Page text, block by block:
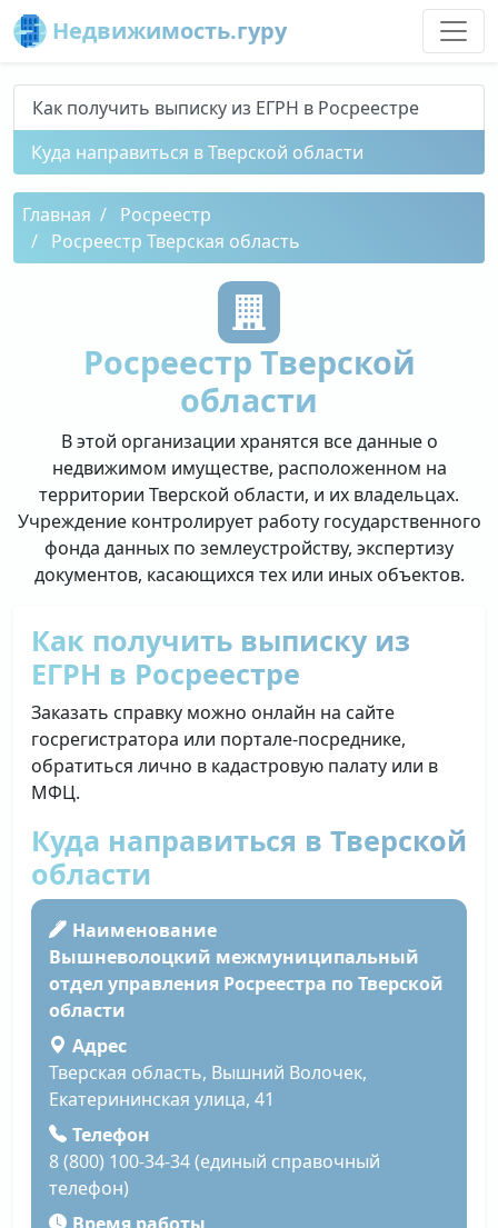
Недвижимость.гуру
Как получить выписку из ЕГРН в Росреестре
Куда направиться в Тверской области
Главная
Росреестр
Росреестр Тверская область
Росреестр Тверской
области
В этой организации хранятся все данные о
недвижимом имуществе, расположенном на
территории Тверской области, и их владельцах.
Учреждение контролирует работу государственного
фонда данных по землеустройству, экспертизу
документов, касающихся тех или иных объектов.
Как получить выписку из
ЕГРН в Росреестре
Заказать справку можно онлайн на сайте
госрегистратора или портале-посреднике,
обратиться лично в кадастровую палату или в
МФЦ.
Куда направиться в Тверской
области
Наименование
Вышневолоцкий межмуниципальный
отдел управления Росреестра по Тверской
области
Адрес
Тверская область, Вышний Волочек,
Екатерининская улица, 41
Телефон
8 (800) 100-34-34 (единый справочный
телефон)